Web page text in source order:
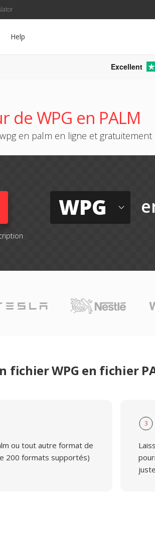
Help
Excellent
de WPG en PALM
en palm en ligne et gratuitement
WPG
fichier WPG en fichier
ou tout autre format de
200 formats supportés)
3